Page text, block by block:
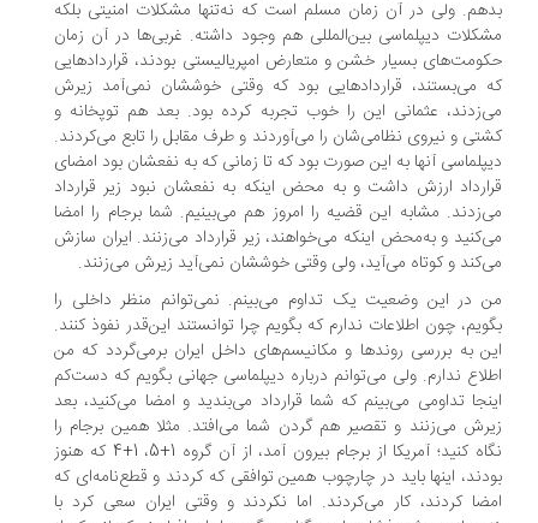
ولی در آن زمان مسلم است که نه‌تنها مشکلات امنیتی بلکه
دیپلماسی بین‌المللی هم وجود داشته. غربی‌ها در آن زمان
بسیار خشن و متعارض امپریالیستی بودند، قراردادهایی
می‌بستند، قراردادهایی بود که وقتی خوششان نمی‌آمد زیرش
عثمانی این را خوب تجربه کرده بود. بعد هم توپخانه و
و نیروی نظامی‌شان را می‌آوردند و طرف مقابل را تابع می‌کردند.
آنها به این صورت بود که تا زمانی که به نفعشان بود امضای
ارزش داشت و به محض اینکه به نفعشان نبود زیر قرارداد
مشابه این قضیه را امروز هم می‌بینیم. شما برجام را امضا
و به‌محض اینکه می‌خواهند، زیر قرارداد می‌زنند. ایران سازش
و کوتاه می‌آید، ولی وقتی خوششان نمی‌آید زیرش می‌زنند.
در این وضعیت یک تداوم می‌بینم. نمی‌توانم منظر داخلی را
چون اطلاعات ندارم که بگویم چرا توانستند این‌قدر نفوذ کنند.
به بررسی روندها و مکانیسم‌های داخل ایران برمی‌گردد که من
ندارم. ولی می‌توانم درباره دیپلماسی جهانی بگویم که دست‌کم
تداومی می‌بینم که شما قرارداد می‌بندید و امضا می‌کنید، بعد
می‌زنند و تقصیر هم گردن شما می‌افتد. مثلا همین برجام را
نگاه کنید؛ آمریکا از برجام بیرون آمد، از آن گروه 1+5، 1+4 که هنوز
اینها باید در چارچوب همین توافقی که کردند و قطع‌نامه‌ای که
کردند، کار می‌کردند. اما نکردند و وقتی ایران سعی کرد با